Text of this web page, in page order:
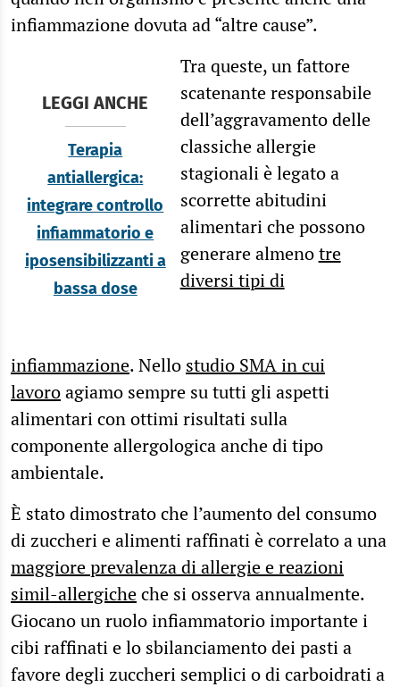
infiammazione dovuta ad “altre cause”.
LEGGI ANCHE
Terapia
antiallergica:
integrare controllo
infiammatorio e
iposensibilizzanti a
bassa dose
Tra queste, un fattore
scatenante responsabile
dell’aggravamento delle
classiche allergie
stagionali è legato a
scorrette abitudini
alimentari che possono
generare almenotre
diversi tipi di
infiammazione. Nello studio SMA in cui
lavoroagiamo sempre su tutti gli aspetti
alimentari con ottimi risultati sulla
componente allergologica anche di tipo
ambientale.
È stato dimostrato che l’aumento del consumo
di zuccheri e alimenti raffinati è correlato a una
maggiore prevalenza di allergie e reazioni
simil-allergicheche si osserva annualmente.
Giocano un ruolo infiammatorio importante i
cibi raffinati e lo sbilanciamento dei pasti a
favore degli zuccheri semplici o di carboidrati a